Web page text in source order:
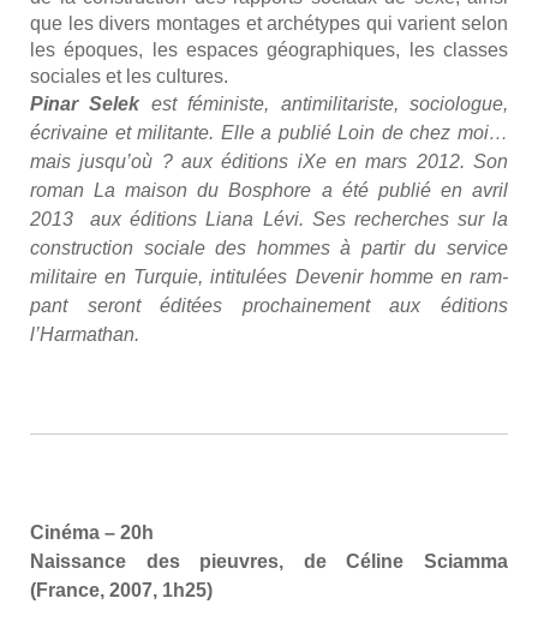
que les divers mon­tages et arché­types qui varient selon
les époques, les espaces géo­gra­phiques, les classes
sociales et les cultures.
Pinar Selek est fémi­niste, anti­mi­li­ta­riste, socio­logue,
écri­vaine et mili­tante. Elle a publié Loin de chez moi…
mais jus­qu’où ? aux édi­tions iXe en mars 2012. Son
roman La mai­son du Bos­phore a été publié en avril
2013 aux édi­tions Lia­na Lévi. Ses recherches sur la
construc­tion sociale des hommes à par­tir du ser­vice
mili­taire en Tur­quie, inti­tu­lées Deve­nir homme en ram­
pant seront édi­tées pro­chai­ne­ment aux édi­tions
l’Harmathan.
Ciné­ma – 20h
Nais­sance des pieuvres, de Céline Sciam­ma
(France, 2007, 1h25)